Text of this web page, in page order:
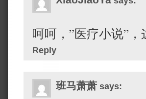
呵呵，”医疗小说”
Reply
班马萧萧 says: